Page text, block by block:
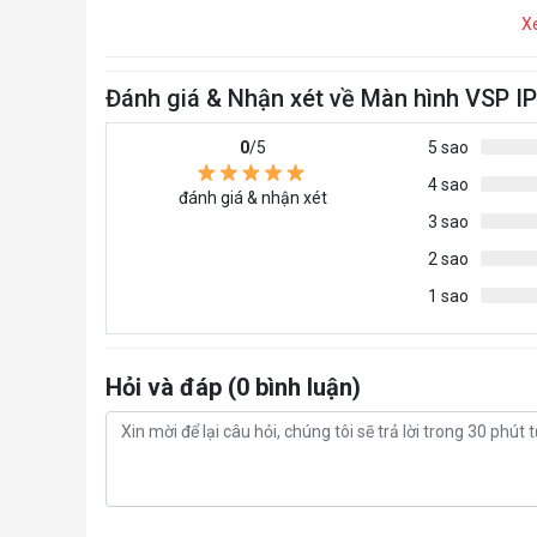
Đánh giá & Nhận xét về Màn hình VSP
0/5
đánh giá & nhận xét
5 sao
4 sao
3 sao
2 sao
1 sao
Hỏi và đáp (0 bình luận)